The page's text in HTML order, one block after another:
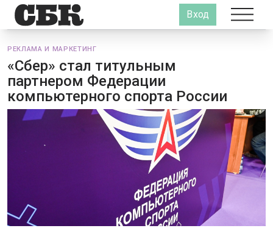
Вход
РЕКЛАМА И МАРКЕТИНГ
«Сбер» стал титульным
партнером Федерации
компьютерного спорта России